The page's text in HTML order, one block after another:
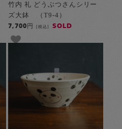
竹内 礼 どうぶつさんシリー
ズ大鉢 （T9-4）
7,700円 [税込] SOLD